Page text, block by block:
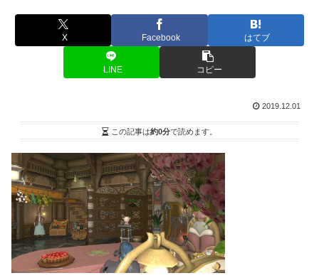
X Facebook はてブ
LINE コピー
2019.12.01
この記事は約0分で読めます。